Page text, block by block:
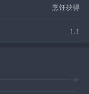
烹饪获得
1.1